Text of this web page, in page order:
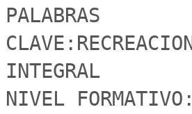
PALABRAS
INTEGRAL
NIVEL